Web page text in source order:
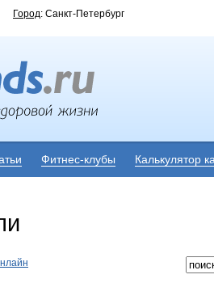
Город: Санкт-Петербург
Фитнес-клубы Калькулятор